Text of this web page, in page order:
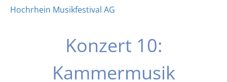
Hochrhein Musikfestival AG
Konzert 10:
Kammermusik